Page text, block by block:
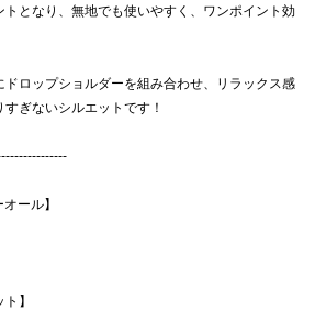
となり、無地でも使いやすく、ワンポイント効
ロップショルダーを組み合わせ、リラックス感
ぎないシルエットです！
ール】
】